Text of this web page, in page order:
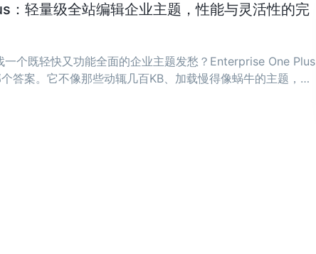
：轻量级全站编辑企业主题，性能与灵活性的完
一个既轻快又功能全面的企业主题发愁？Enterprise One Plus
答案。它不像那些动辄几百KB、加载慢得像蜗牛的主题，而